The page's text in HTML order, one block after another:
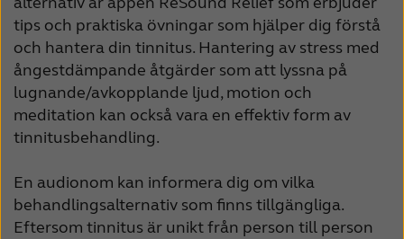
tips och praktiska övningar som hjälper dig förstå
och hantera din tinnitus. Hantering av stress med
ångestdämpande åtgärder som att lyssna på
lugnande/avkopplande ljud, motion och
meditation kan också vara en effektiv form av
tinnitusbehandling.
En audionom kan informera dig om vilka
behandlingsalternativ som finns tillgängliga.
Eftersom tinnitus är unikt från person till person